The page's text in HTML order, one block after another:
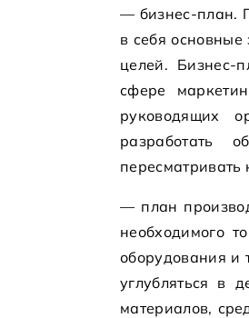
— бизнес-план.
в себя
целей. Бизнес-
сфере
руководящих
разработать
пересматривать
— план
необходимого
оборудования и
углубляться в
материалов,